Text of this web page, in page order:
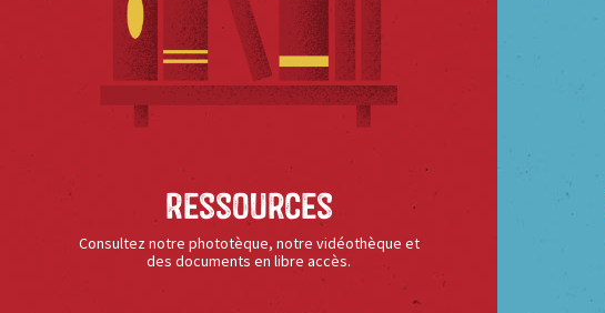
Ressources
Consultez notre phototèque, notre vidéothèque et
des documents en libre accès.